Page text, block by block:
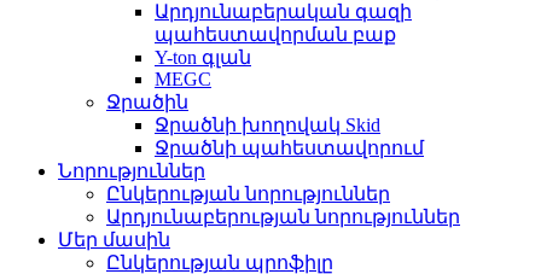
Արդյունաբերական գազի
պահեստավորման բաք
Y-ton գլան
MEGC
Ջրածին
Ջրածնի խողովակ Skid
Ջրածնի պահեստավորում
Նորություններ
Ընկերության նորություններ
Արդյունաբերության նորություններ
Մեր մասին
Ընկերության պրոֆիլը